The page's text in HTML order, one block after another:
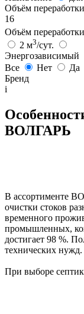
Объём переработки
16
Объём переработки
2 м3/сут.
Энергозависимый
Все
Нет
Да
Бренд
i
ВОЛГАРЬ
В ассортименте
очистки стоков
временного
промышленных,
достигает 98 %.
технических нужд.
При выборе